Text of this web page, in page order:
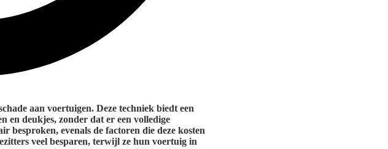
aan voertuigen. Deze techniek biedt een
en deukjes, zonder dat er een volledige
evenals de factoren die deze kosten
veel besparen, terwijl ze hun voertuig in